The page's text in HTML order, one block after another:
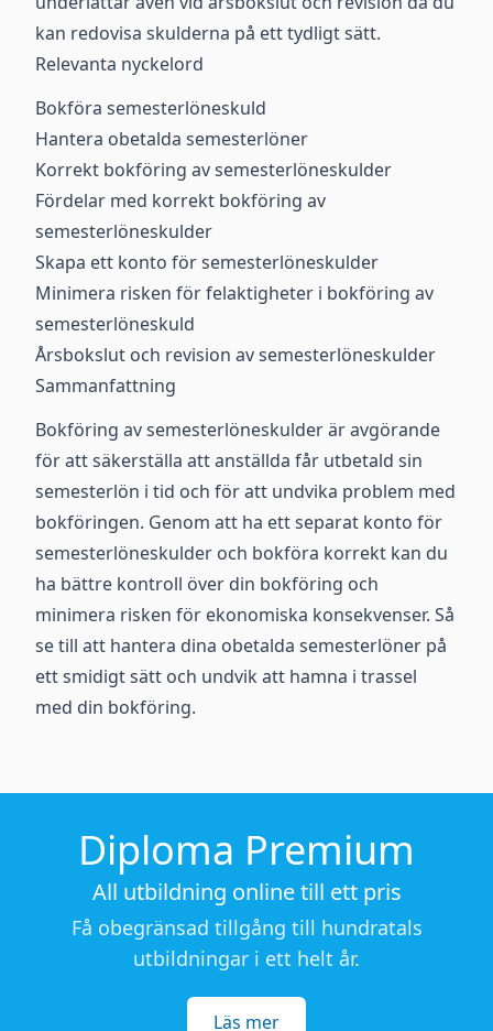
kan redovisa skulderna på ett tydligt sätt.
Relevanta nyckelord
Bokföra semesterlöneskuld
Hantera obetalda semesterlöner
Korrekt bokföring av semesterlöneskulder
Fördelar med korrekt bokföring av
semesterlöneskulder
Skapa ett konto för semesterlöneskulder
Minimera risken för felaktigheter i bokföring av
semesterlöneskuld
Årsbokslut och revision av semesterlöneskulder
Sammanfattning
Bokföring av semesterlöneskulder är avgörande
för att säkerställa att anställda får utbetald sin
semesterlön i tid och för att undvika problem med
bokföringen. Genom att ha ett separat konto för
semesterlöneskulder och bokföra korrekt kan du
ha bättre kontroll över din bokföring och
minimera risken för ekonomiska konsekvenser. Så
se till att hantera dina obetalda semesterlöner på
ett smidigt sätt och undvik att hamna i trassel
med din bokföring.
Diploma Premium
All utbildning online till ett pris
Få obegränsad tillgång till hundratals
utbildningar i ett helt år.
Läs mer